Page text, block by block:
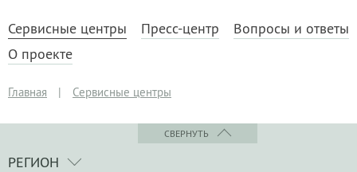
Сервисные центры Пресс-центр
Вопросы и ответы
О проекте
Главная | Сервисные центры
СВЕРНУТЬ
РЕГИОН